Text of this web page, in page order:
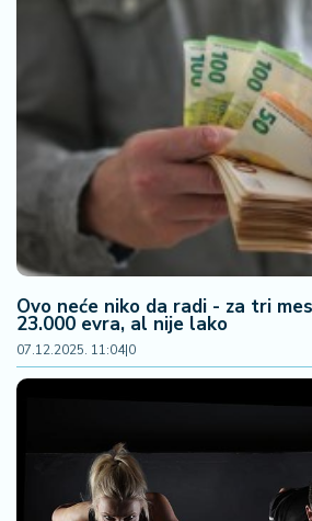
Ovo neće niko da radi - za tri
23.000 evra, al nije lako
07.12.2025. 11:04|0